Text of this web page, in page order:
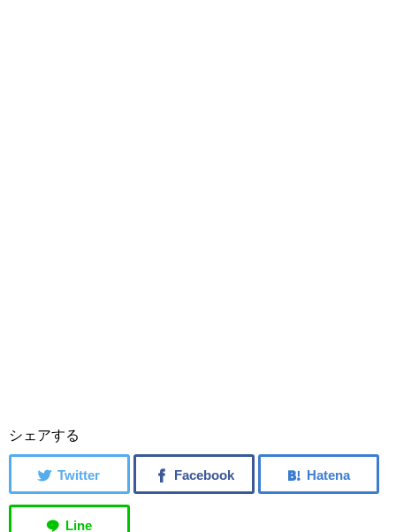
シェアする